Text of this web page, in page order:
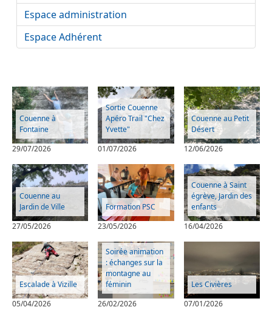
Couenne à
Fontaine
29/07/2026
Sortie Couenne
Apéro Trail "Chez
Yvette"
01/07/2026
Couenne au Petit
Désert
12/06/2026
Couenne au
Jardin de Ville
27/05/2026
Formation PSC
23/05/2026
Couenne à Saint
égrève, Jardin des
enfants
16/04/2026
Escalade à Vizille
05/04/2026
Soirée animation
: échanges sur la
montagne au
féminin
26/02/2026
Les Civières
07/01/2026
Espace administration
Espace Adhérent